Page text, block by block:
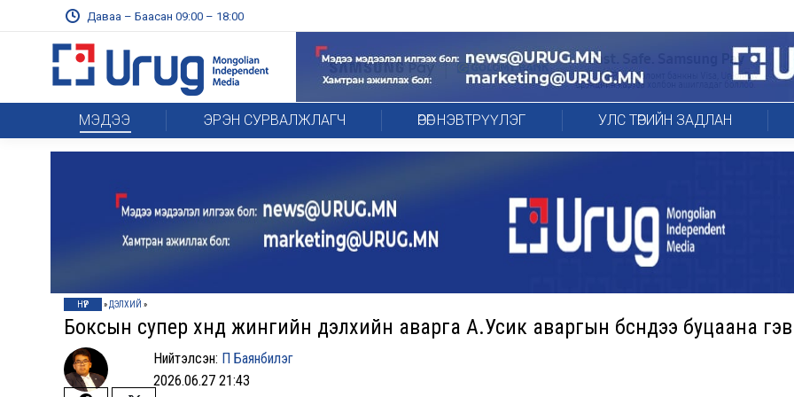
Даваа – Баасан 09:00 – 18:00
МЭДЭЭ ЭРЭН СУРВАЛЖЛАГЧ ӨРӨГ НЭВТРҮҮЛЭГ УЛС ТӨРИЙН ЗАДЛАН
НҮҮР »ДЭЛХИЙ »
Боксын супер хүнд жингийн дэлхийн аварга А.Усик аваргын бүснүүдээ буцаана гэв
Нийтэлсэн: П Баянбилэг
2026.06.27 21:43